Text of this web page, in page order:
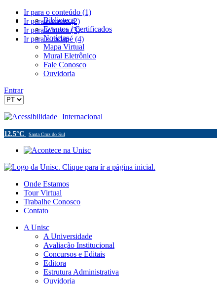
Ir para o conteúdo (1)
Ir para o menu (2)
Ir para a busca (3)
Ir para o rodapé (4)
Biblioteca
Eventos / Certificados
Notícias
Mapa Virtual
Mural Eletrônico
Fale Conosco
Ouvidoria
Entrar
Acessibilidade Internacional
12.5°C Santa Cruz do Sul
Onde Estamos
Tour Virtual
Trabalhe Conosco
Contato
A Unisc
A Universidade
Avaliação Institucional
Concursos e Editais
Editora
Estrutura Administrativa
Ouvidoria